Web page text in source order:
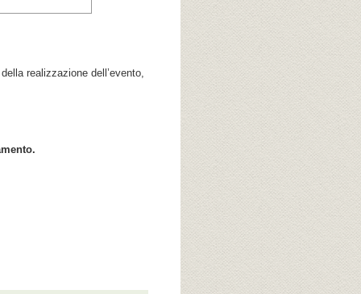
realizzazione dell’evento,